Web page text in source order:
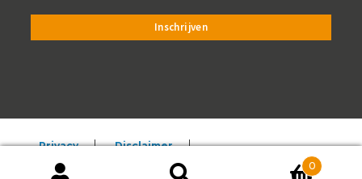
0
Privacy
Disclaimer
Algemene voorwaarden